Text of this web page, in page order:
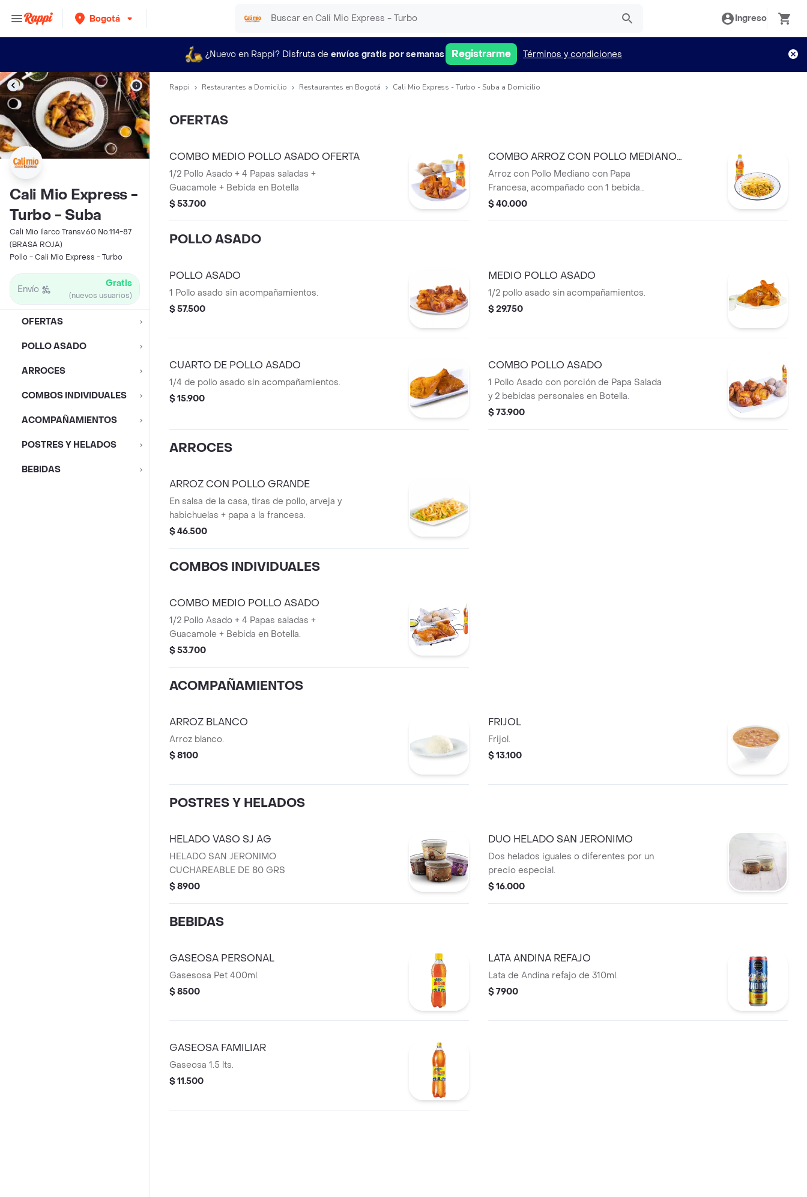
Bogotá Ingreso
¿Nuevo en Rappi? Disfruta de envíos gratis por semanas Registrarme Términos y condiciones
Cali Mio Express -
Turbo - Suba
Cali Mio Ilarco Transv.60 No.114-87
(BRASA ROJA)
Pollo - Cali Mio Express - Turbo
Envío Gratis
(nuevos usuarios)
OFERTAS
POLLO ASADO
ARROCES
COMBOS INDIVIDUALES
ACOMPAÑAMIENTOS
POSTRES Y HELADOS
BEBIDAS
Rappi Restaurantes a Domicilio Restaurantes en Bogotá Cali Mio Express - Turbo - Suba a Domicilio
OFERTAS
COMBO MEDIO POLLO ASADO OFERTA
1/2 Pollo Asado + 4 Papas saladas +
Guacamole + Bebida en Botella
$ 53.700
COMBO ARROZ CON POLLO MEDIANO
OFERTA
Arroz con Pollo Mediano con Papa
Francesa, acompañado con 1 bebida
personal
$ 40.000
POLLO ASADO
POLLO ASADO
1 Pollo asado sin acompañamientos.
$ 57.500
MEDIO POLLO ASADO
1/2 pollo asado sin acompañamientos.
$ 29.750
CUARTO DE POLLO ASADO
1/4 de pollo asado sin acompañamientos.
$ 15.900
COMBO POLLO ASADO
1 Pollo Asado con porción de Papa Salada
y 2 bebidas personales en Botella.
$ 73.900
ARROCES
ARROZ CON POLLO GRANDE
En salsa de la casa, tiras de pollo, arveja y
habichuelas + papa a la francesa.
$ 46.500
COMBOS INDIVIDUALES
COMBO MEDIO POLLO ASADO
1/2 Pollo Asado + 4 Papas saladas +
Guacamole + Bebida en Botella.
$ 53.700
ACOMPAÑAMIENTOS
ARROZ BLANCO
Arroz blanco.
$ 8100
FRIJOL
Frijol.
$ 13.100
POSTRES Y HELADOS
HELADO VASO SJ AG
HELADO SAN JERONIMO
CUCHAREABLE DE 80 GRS
$ 8900
DUO HELADO SAN JERONIMO
Dos helados iguales o diferentes por un
precio especial.
$ 16.000
BEBIDAS
GASEOSA PERSONAL
Gasesosa Pet 400ml.
$ 8500
LATA ANDINA REFAJO
Lata de Andina refajo de 310ml.
$ 7900
GASEOSA FAMILIAR
Gaseosa 1.5 lts.
$ 11.500